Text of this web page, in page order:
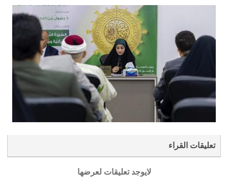
تعليقات القراء
لايوجد تعليقات لعرضها